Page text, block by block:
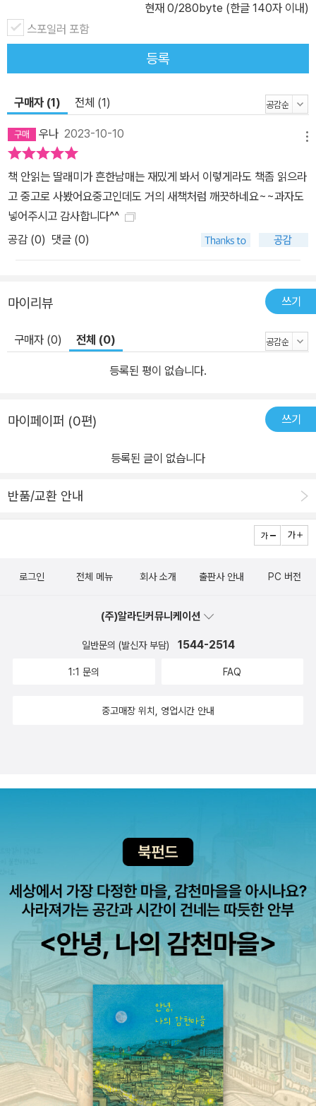
현재 0/280byte (한글 140자 이내)
스포일러 포함
등록
구매자 (1) 전체 (1)
우나 2023-10-10
책 안읽는 딸래미가 흔한남매는 재밌게 봐서 이렇게라도 책좀 읽으라
고 중고로 사봤어요중고인데도 거의 새책처럼 깨끗하네요~~과자도
넣어주시고 감사합니다^^
공감 (0) 댓글 (0)
마이리뷰 쓰기
구매자 (0) 전체 (0)
등록된 평이 없습니다.
마이페이퍼 (0편) 쓰기
등록된 글이 없습니다
반품/교환 안내
로그인 전체 메뉴 회사 소개 출판사 안내 PC 버전
(주)알라딘커뮤니케이션
일반문의 (발신자 부담) 1544-2514
1:1 문의 FAQ
중고매장 위치, 영업시간 안내